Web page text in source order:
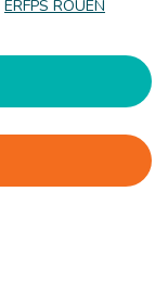
ERFPS ROUEN